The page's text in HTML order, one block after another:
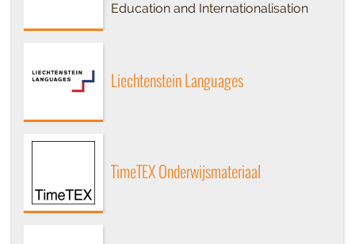
Education and Internationalisation
Liechtenstein Languages
TimeTEX Onderwijsmateriaal